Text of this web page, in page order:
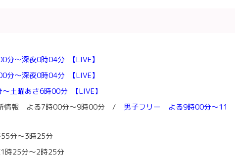
～深夜0時04分 【LIVE】
～深夜0時04分 【LIVE】
曜あさ6時00分 【LIVE】
情報 よる7時00分～9時00分 / 男子フリー よる9時00分～11
分～3時25分
25分～2時25分